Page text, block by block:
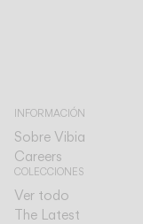
INFORMACIÓN
Sobre Vibia
Careers
COLECCIONES
Ver todo
The Latest